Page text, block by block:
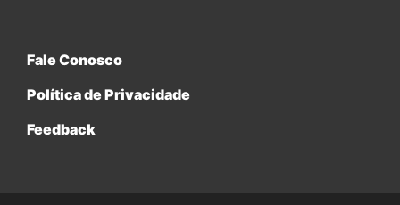
Fale Conosco
Política de Privacidade
Feedback